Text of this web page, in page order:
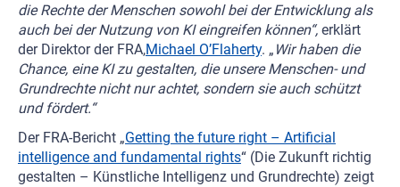
die Rechte der Menschen sowohl bei der Entwicklung als
auch bei der Nutzung von KI eingreifen können“, erklärt
der Direktor der FRA,Michael O’Flaherty. „ Wir haben die
Chance, eine KI zu gestalten, die unsere Menschen- und
Grundrechte nicht nur achtet, sondern sie auch schützt
und fördert.“
Der FRA-Bericht „Getting the future right – Artificial
intelligence and fundamental rights“ (Die Zukunft richtig
gestalten – Künstliche Intelligenz und Grundrechte) zeigt